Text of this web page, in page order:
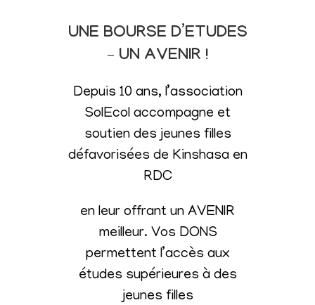
UNE BOURSE D’ETUDES
– UN AVENIR !
Depuis 10 ans, l’association
SolEcol accompagne et
soutien des jeunes filles
défavorisées de Kinshasa en
RDC
en leur offrant un AVENIR
meilleur. Vos DONS
permettent l’accès aux
études supérieures à des
jeunes filles